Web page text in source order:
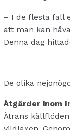
– I de flesta fall
att man kan
Denna dag
De olika
Åtgärder inom
Ätrans